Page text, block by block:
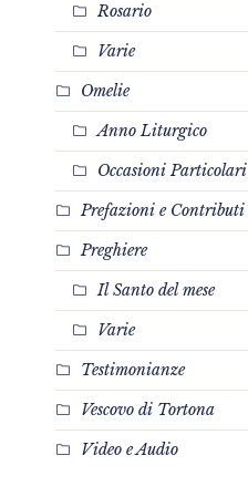
Rosario
Varie
Omelie
Anno Liturgico
Occasioni Particolari
Prefazioni e Contributi
Preghiere
Il Santo del mese
Varie
Testimonianze
Vescovo di Tortona
Video e Audio